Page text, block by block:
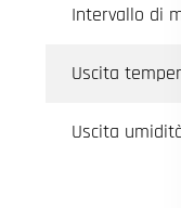
Intervallo di
Uscita
Uscita